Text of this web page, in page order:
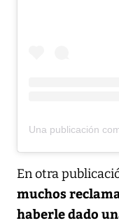
En otra
muchos
haberle dado